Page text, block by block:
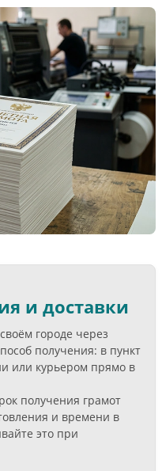
и доставки
городе через
получения: в пункт
или курьером прямо в
получения грамот
и времени в
это при